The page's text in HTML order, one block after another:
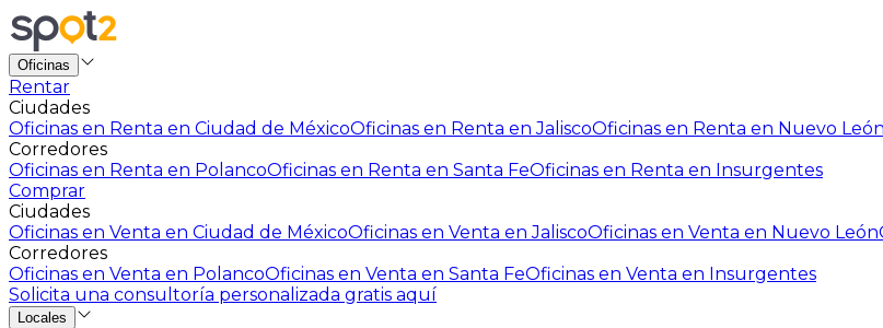
Oficinas
Rentar
Ciudades
Oficinas en Renta en Ciudad de MéxicoOficinas en Renta en JaliscoOficinas en Renta en Nuevo León
Corredores
Oficinas en Renta en PolancoOficinas en Renta en Santa FeOficinas en Renta en Insurgentes
Comprar
Ciudades
Oficinas en Venta en Ciudad de MéxicoOficinas en Venta en JaliscoOficinas en Venta en Nuevo León
Corredores
Oficinas en Venta en PolancoOficinas en Venta en Santa FeOficinas en Venta en Insurgentes
Solicita una consultoría personalizada gratis aquí
Locales